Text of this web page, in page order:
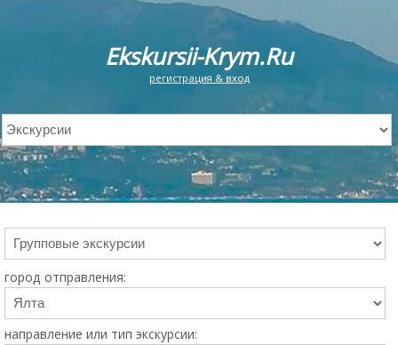
Ekskursii-Krym.Ru
регистрация & вход
город отправления:
направление или тип экскурсии: